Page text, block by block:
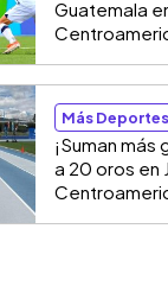
Guatemala
Más Deportes
¡Suman más
a 20 oros en